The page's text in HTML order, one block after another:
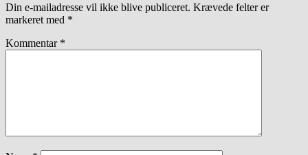
Din e-mailadresse vil ikke blive publiceret. Krævede felter er
markeret med *
Kommentar *